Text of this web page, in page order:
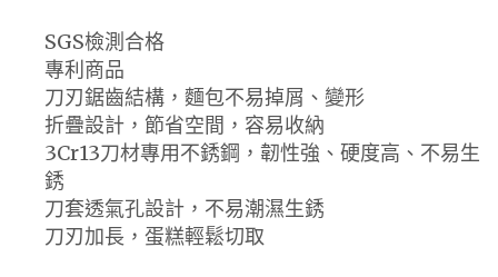
SGS檢測合格
專利商品
刀刃鋸齒結構，麵包不易掉屑、變形
折疊設計，節省空間，容易收納
3Cr13刀材專用不銹鋼，韌性強、硬度高、不易生
銹
刀套透氣孔設計，不易潮濕生銹
刀刃加長，蛋糕輕鬆切取